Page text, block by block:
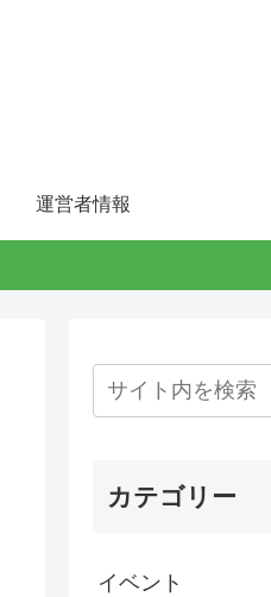
運営者情報
カテゴリー
イベント